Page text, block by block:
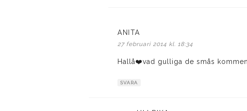
ANITA
27 februari 2014 kl. 18:34
Hallå❤️vad gulliga de smås
SVARA